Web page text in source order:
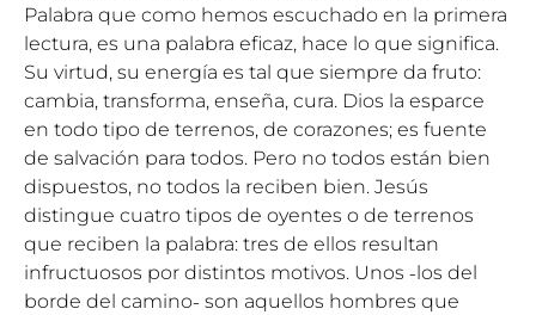
Palabra que como hemos escuchado en la primera
lectura, es una palabra eficaz, hace lo que significa.
Su virtud, su energía es tal que siempre da fruto:
cambia, transforma, enseña, cura. Dios la esparce
en todo tipo de terrenos, de corazones; es fuente
de salvación para todos. Pero no todos están bien
dispuestos, no todos la reciben bien. Jesús
distingue cuatro tipos de oyentes o de terrenos
que reciben la palabra: tres de ellos resultan
infructuosos por distintos motivos. Unos ˗los del
borde del camino˗ son aquellos hombres que